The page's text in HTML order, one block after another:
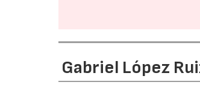
Gabriel López